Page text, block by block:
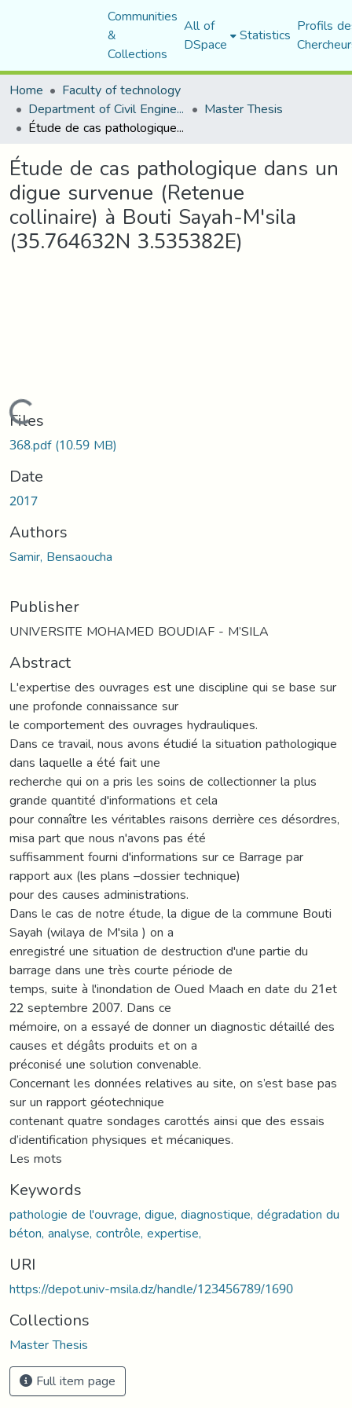
Communities
&
Collections
All of
DSpace Statistics Profils
Home
Faculty of technology
Department of Civil Engineering Master Thesis
Étude de cas pathologique dans un digue survenue (Retenue collinaire) à Bouti Sayah-M'sila (35.764632N 3.535382E)
Étude de cas pathologique dans un
digue survenue (Retenue
collinaire) à Bouti Sayah-M'sila
(35.764632N 3.535382E)
Loading...
Files
368.pdf(10.59 MB)
Date
2017
Authors
Samir, Bensaoucha
Publisher
UNIVERSITE MOHAMED BOUDIAF - M’SILA
Abstract
L'expertise des ouvrages est une discipline qui se base sur
une profonde connaissance sur
le comportement des ouvrages hydrauliques.
Dans ce travail, nous avons étudié la situation pathologique
dans laquelle a été fait une
recherche qui on a pris les soins de collectionner la plus
grande quantité d'informations et cela
pour connaître les véritables raisons derrière ces désordres,
misa part que nous n'avons pas été
suffisamment fourni d'informations sur ce Barrage par
rapport aux (les plans –dossier technique)
pour des causes administrations.
Dans le cas de notre étude, la digue de la commune Bouti
Sayah (wilaya de M'sila ) on a
enregistré une situation de destruction d'une partie du
barrage dans une très courte période de
temps, suite à l'inondation de Oued Maach en date du 21et
22 septembre 2007. Dans ce
mémoire, on a essayé de donner un diagnostic détaillé des
causes et dégâts produits et on a
préconisé une solution convenable.
Concernant les données relatives au site, on s’est base pas
sur un rapport géotechnique
contenant quatre sondages carottés ainsi que des essais
d’identification physiques et mécaniques.
Les mots
Keywords
pathologie de l'ouvrage, digue, diagnostique, dégradation du
béton, analyse, contrôle, expertise,
URI
https://depot.univ-msila.dz/handle/123456789/1690
Collections
Master Thesis
Full item page